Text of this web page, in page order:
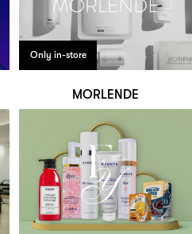
Only in-store
MORLENDE